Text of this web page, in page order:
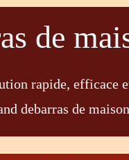
de
rapide, efficace
debarras de